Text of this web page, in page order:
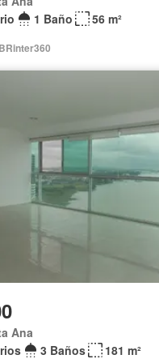
1 Baño 56 m²
Ana
3 Baños 181 m²